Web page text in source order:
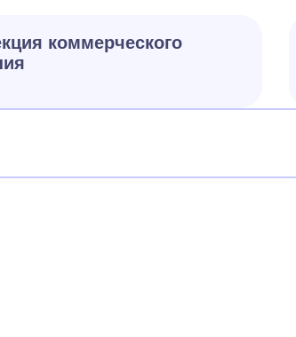
коммерческого